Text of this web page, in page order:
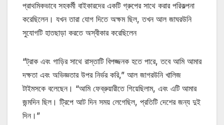
প্রাথমিকভাবে সহকর্মী বাইকারদের একটি গ্রুপের সাথে করার পরিকল্পনা
করেছিলেন। যখন তারা যোগ দিতে অক্ষম ছিল, তখন আল জাঘরউনি
সুযোগটি হাতছাড়া করতে অস্বীকার করেছিলেন
“ট্রাক এবং গাড়ির সাথে রাস্তাটি বিপজ্জনক হতে পারে, তবে আমি আমার
দক্ষতা এবং অভিজ্ঞতার উপর নির্ভর করি,” আল জাগরউনি খালিজ
টাইমসকে বলেছেন। “আমি ফেব্রুয়ারীতে গিয়েছিলাম, এবং এটি আমার
জন্মদিন ছিল। ট্রিপে আট দিন সময় লেগেছিল, প্রতিটি দেশের জন্য দুই
দিন।”